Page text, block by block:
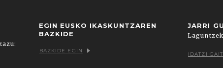
EGIN EUSKO IKASKUNTZAREN
BAZKIDE
BAZKIDE EGIN
JARRI
IDATZI